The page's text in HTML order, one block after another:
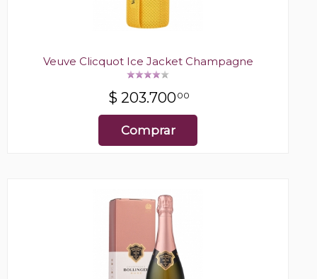
Veuve Clicquot Ice Jacket Champagne
$ 203.70000
Comprar